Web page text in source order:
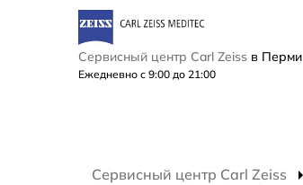
Сервисный центр Carl Zeiss в Перми
Ежедневно с 9:00 до 21:00
Сервисный центр Carl Zeiss